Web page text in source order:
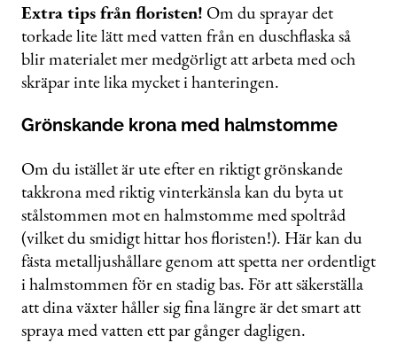
Extra tips från floristen! Om du sprayar det
torkade lite lätt med vatten från en duschflaska så
blir materialet mer medgörligt att arbeta med och
skräpar inte lika mycket i hanteringen.
Grönskande krona med halmstomme
Om du istället är ute efter en riktigt grönskande
takkrona med riktig vinterkänsla kan du byta ut
stålstommen mot en halmstomme med spoltråd
(vilket du smidigt hittar hos floristen!). Här kan du
fästa metalljushållare genom att spetta ner ordentligt
i halmstommen för en stadig bas. För att säkerställa
att dina växter håller sig fina längre är det smart att
spraya med vatten ett par gånger dagligen.